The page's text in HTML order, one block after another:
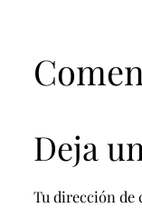
Deja
Tu dirección de